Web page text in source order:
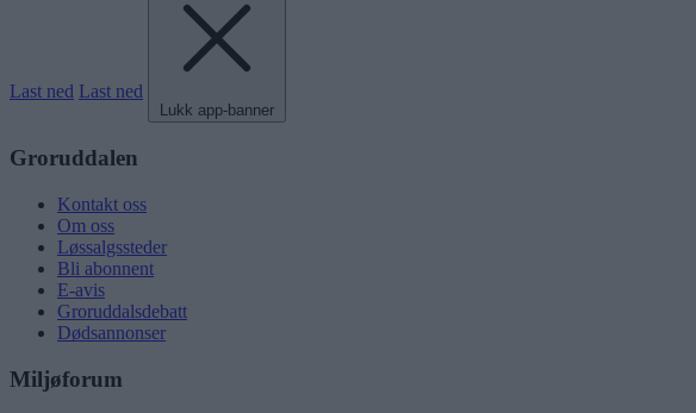
Last ned Last ned
Lukk app-banner
Groruddalen
Kontakt oss
Om oss
Løssalgssteder
Bli abonnent
E-avis
Groruddalsdebatt
Dødsannonser
Miljøforum